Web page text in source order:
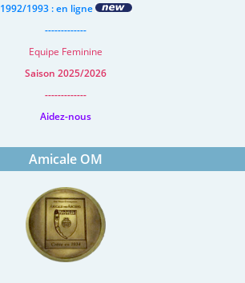
1992/1993 : en ligne
-------------
Equipe Feminine
Saison 2025/2026
-------------
Aidez-nous
Amicale OM